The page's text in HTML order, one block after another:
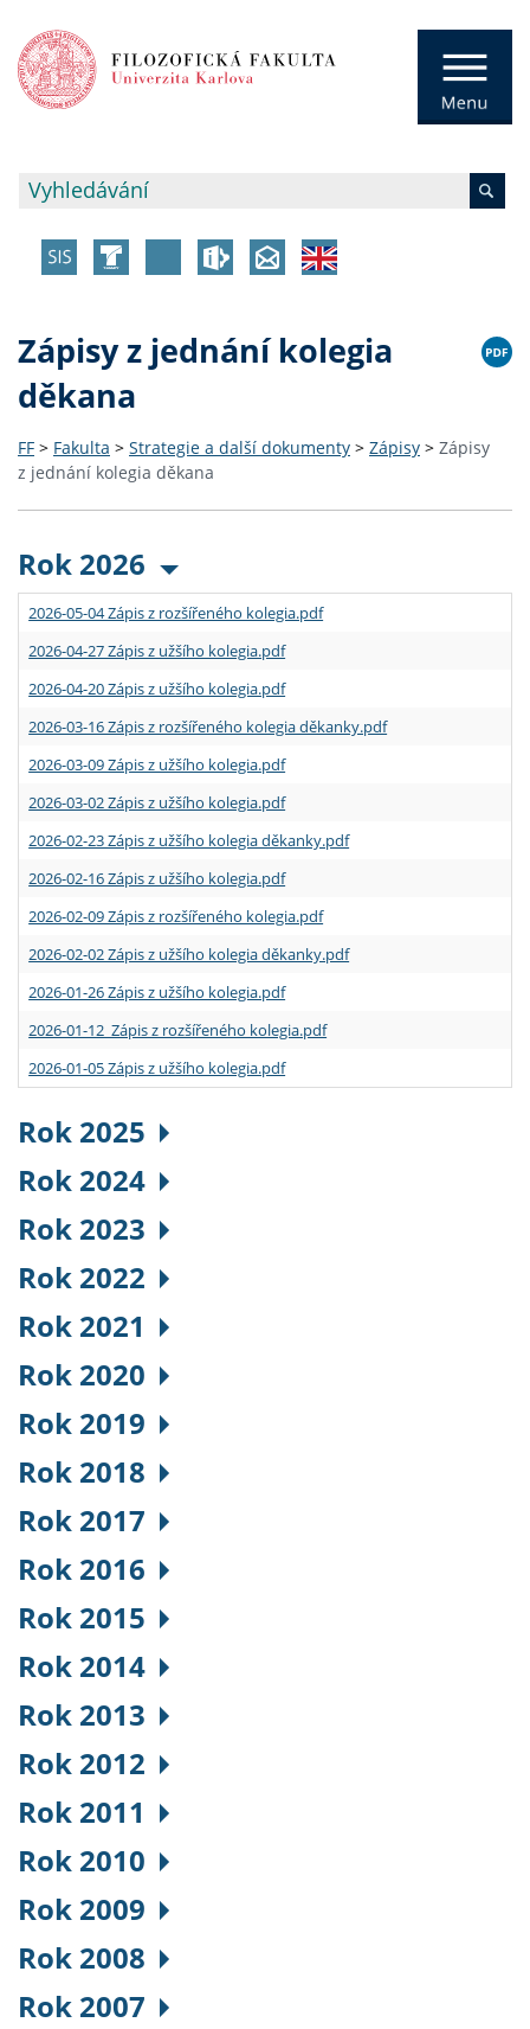
Zápisy z jednání kolegia
děkana
FF > Fakulta > Strategie a další dokumenty > Zápisy > Zápisy
z jednání kolegia děkana
Rok 2026
2026-05-04 Zápis z rozšířeného kolegia.pdf
2026-04-27 Zápis z užšího kolegia.pdf
2026-04-20 Zápis z užšího kolegia.pdf
2026-03-16 Zápis z rozšířeného kolegia děkanky.pdf
2026-03-09 Zápis z užšího kolegia.pdf
2026-03-02 Zápis z užšího kolegia.pdf
2026-02-23 Zápis z užšího kolegia děkanky.pdf
2026-02-16 Zápis z užšího kolegia.pdf
2026-02-09 Zápis z rozšířeného kolegia.pdf
2026-02-02 Zápis z užšího kolegia děkanky.pdf
2026-01-26 Zápis z užšího kolegia.pdf
2026-01-12 Zápis z rozšířeného kolegia.pdf
2026-01-05 Zápis z užšího kolegia.pdf
Rok 2025
Rok 2024
Rok 2023
Rok 2022
Rok 2021
Rok 2020
Rok 2019
Rok 2018
Rok 2017
Rok 2016
Rok 2015
Rok 2014
Rok 2013
Rok 2012
Rok 2011
Rok 2010
Rok 2009
Rok 2008
Rok 2007